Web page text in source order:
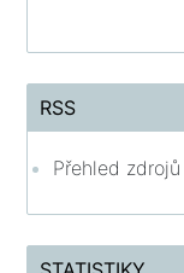
RSS
Přehled zdrojů